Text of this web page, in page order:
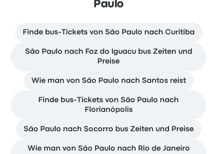
Paulo
Finde bus-Tickets von São Paulo nach Curitiba
São Paulo nach Foz do Iguacu bus Zeiten und
Preise
Wie man von São Paulo nach Santos reist
Finde bus-Tickets von São Paulo nach
Florianópolis
São Paulo nach Socorro bus Zeiten und Preise
Wie man von São Paulo nach Rio de Janeiro